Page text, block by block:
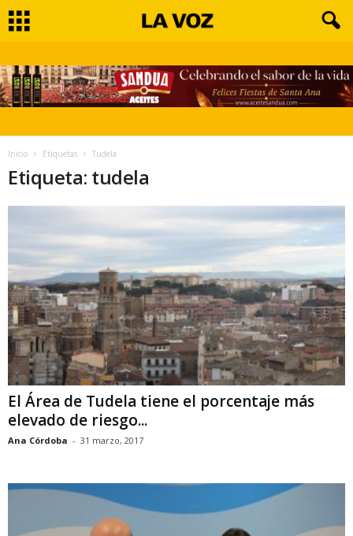
Inicio Etiquetas Tudela
Etiqueta: tudela
El Área de Tudela tiene el porcentaje más
elevado de riesgo...
Ana Córdoba - 31 marzo, 2017